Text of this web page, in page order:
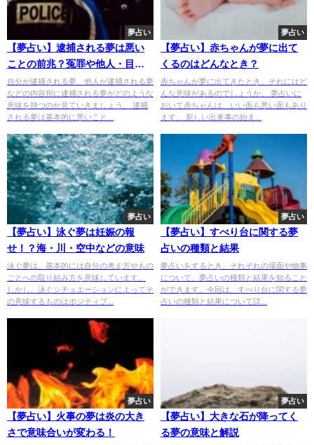
夢占い
【夢占い】逮捕される夢は悪い
ことの前兆？冤罪や他人・目撃
の意味
自分が逮捕される夢、他人が逮捕される夢
などの内容別に逮捕される夢がどのような
意味を持つのか見ていきましょう。 逮捕
される夢は基本的に悪いこと...
夢占い
【夢占い】赤ちゃんが夢に出て
くるのはどんなとき？
赤ちゃんが夢に出てきたとき、それにはど
んな意味があるのでしょうか。 夢占いに
おいて赤ちゃんは、いい面も悪い面もあり
ます。 新しい出来事の始ま...
夢占い
【夢占い】泳ぐ夢は妊娠の報
せ！？海・川・空中などの意味
泳ぐ夢は、基本的には自分の考え方やもの
ごとへの取り組み方を意味しています。
しかし、泳ぐシチュエーションによってそ
の意味するものはポジティブ...
夢占い
【夢占い】すべり台に関する夢
占いの種類と結果
夢占いをするとき、それぞれの場面や物事
について、夢占いの種類と結果を知ること
ができます。今回は、すべり台に関する夢
占いの種類と結果について詳...
夢占い
【夢占い】火事の夢は炎の大き
さで意味合いが変わる！
夢占い
【夢占い】大きな石が降ってく
る夢の意味と解説